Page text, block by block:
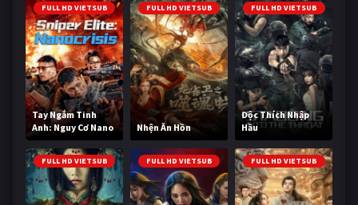
FULL HD VIETSUB
Tay Ngắm Tinh
Anh: Nguy Cơ Nano
FULL HD VIETSUB
Nhện Ăn Hồn
FULL HD VIETSUB
Độc Thích Nhập
Hầu
FULL HD VIETSUB FULL HD VIETSUB FULL HD VIETSUB